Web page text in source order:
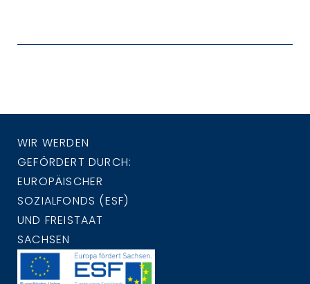
WIR WERDEN
GEFÖRDERT DURCH:
EUROPÄISCHER
SOZIALFONDS (ESF)
UND FREISTAAT
SACHSEN